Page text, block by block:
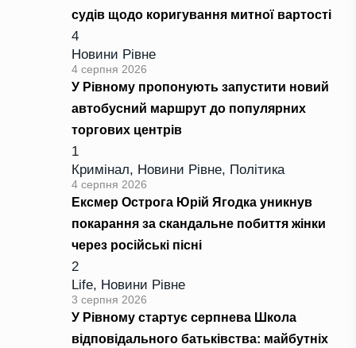
судів щодо коригування митної вартості
4
Новини Рівне
4 серпня 2026
У Рівному пропонують запустити новий
автобусний маршрут до популярних
торгових центрів
1
Кримінал, Новини Рівне, Політика
4 серпня 2026
Ексмер Острога Юрій Ягодка уникнув
покарання за скандальне побиття жінки
через російські пісні
2
Life, Новини Рівне
3 серпня 2026
У Рівному стартує серпнева Школа
відповідального батьківства: майбутніх